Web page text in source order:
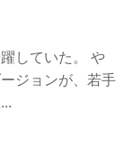
していた。 や
ジョンが、若手